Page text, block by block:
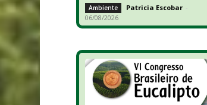
Ambiente Patricia Escobar -
06/08/2026